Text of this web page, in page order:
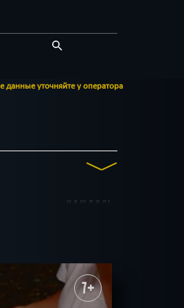
НАШЛОСЬ
ВСЕ КВЕСТЫ
7+